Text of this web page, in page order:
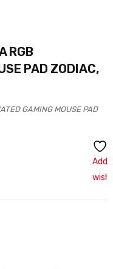
RGB
PAD ZODIAC,
GAMING MOUSE PAD
Add